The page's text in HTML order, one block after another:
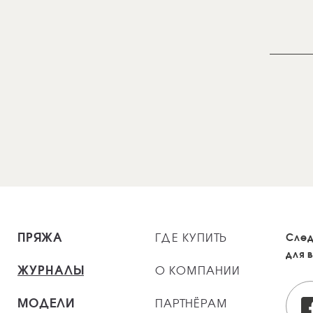
ПРЯЖА
ЖУРНАЛЫ
МОДЕЛИ
ГДЕ КУПИТЬ
О КОМПАНИИ
ПАРТНЁРАМ
для